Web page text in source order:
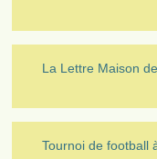
La Lettre Maison
Tournoi de football